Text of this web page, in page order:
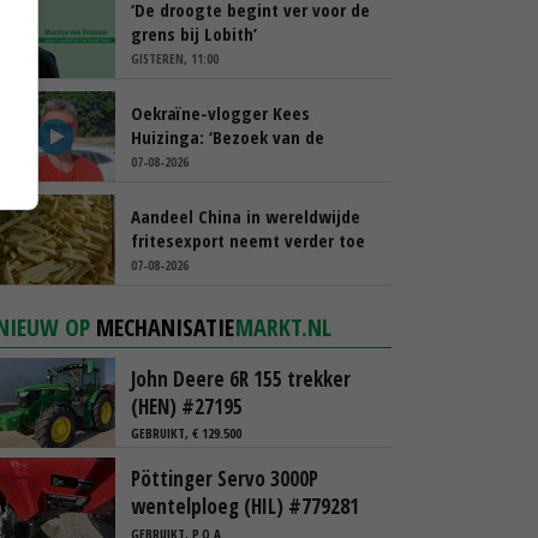
‘De droogte begint ver voor de
grens bij Lobith’
GISTEREN, 11:00
Oekraïne-vlogger Kees
Huizinga: ‘Bezoek van de
ambassade mag zelf groente
07-08-2026
Aandeel China in wereldwijde
fritesexport neemt verder toe
07-08-2026
OP MECHANISATIEMARKT.NL
John Deere 6R 155 trekker
(HEN) #27195
GEBRUIKT, € 129.500
Pöttinger Servo 3000P
wentelploeg (HIL) #779281
GEBRUIKT, P.O.A.